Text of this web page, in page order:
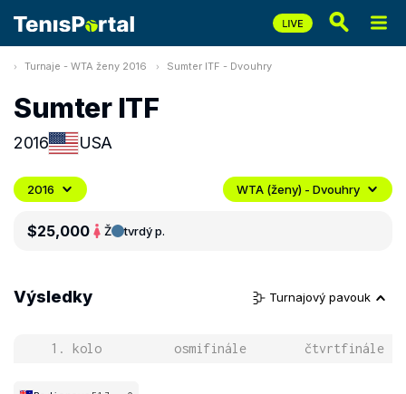
Turnaje - WTA ženy 2016 Sumter ITF - Dvouhry
Sumter ITF
2016 USA
2016 WTA (ženy) - Dvouhry
$25,000 Ž tvrdý p.
Výsledky Turnajový pavouk
1. kolo osmifinále čtvrtfinále